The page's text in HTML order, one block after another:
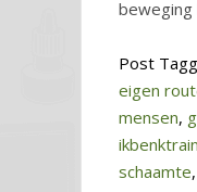
Post
eigen
mensen,
schaamte,